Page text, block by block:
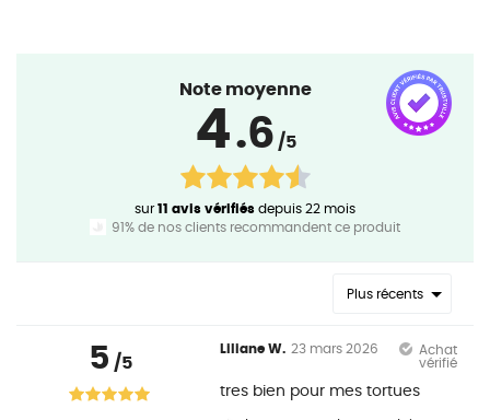
Note moyenne
4.6 /5
sur11 avis vérifiés depuis 22 mois
91% de nos clients recommandent ce produit
Plus récents
5 /5
Liliane W. 23 mars 2026
Achat
vérifié
tres bien pour mes tortues